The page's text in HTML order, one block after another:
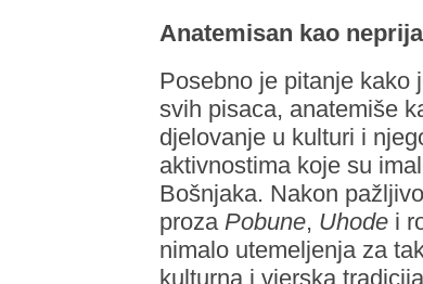
Anatemisan kao
Posebno je pitanje kako
svih pisaca, anatemiše
djelovanje u kulturi i
aktivnostima koje su
Bošnjaka. Nakon
proza Pobune, Uhode i
nimalo utemeljenja za
kulturna i vjerska